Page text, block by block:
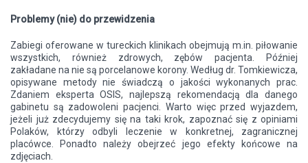
Problemy (nie) do przewidzenia
Zabiegi oferowane w tureckich klinikach obejmują m.in. piłowanie
wszystkich, również zdrowych, zębów pacjenta. Później
zakładane na nie są porcelanowe korony. Według dr. Tomkiewicza,
opisywane metody nie świadczą o jakości wykonanych prac.
Zdaniem eksperta OSIS, najlepszą rekomendacją dla danego
gabinetu są zadowoleni pacjenci. Warto więc przed wyjazdem,
jeżeli już zdecydujemy się na taki krok, zapoznać się z opiniami
Polaków, którzy odbyli leczenie w konkretnej, zagranicznej
placówce. Ponadto należy obejrzeć jego efekty końcowe na
zdjęciach.